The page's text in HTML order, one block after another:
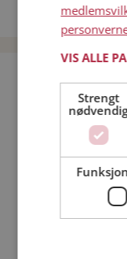
Date menn i Norge
Bli
Jeg er en:
Min alder:
VIS ALLE
Strengt